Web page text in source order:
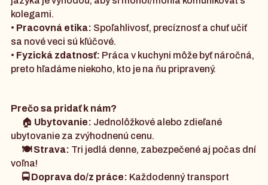
kolegami.
• Pracovná etika: Spoľahlivosť, precíznosť a chuť učiť
sa nové veci sú kľúčové.
• Fyzická zdatnosť: Práca v kuchyni môže byť náročná,
preto hľadáme niekoho, kto je na ňu pripravený.
Prečo sa pridať k nám?
🏠 Ubytovanie: Jednolôžkové alebo zdieľané
ubytovanie za zvýhodnenú cenu.
🍽️ Strava: Tri jedlá denne, zabezpečené aj počas dní
voľna!
🚍 Doprava do/z práce: Každodenný transport